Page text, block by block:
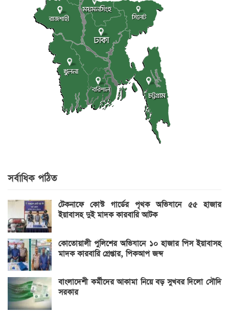
সর্বাধিক পঠিত
টেকনাফে কোস্ট গার্ডের পৃথক অভিযানে ৫৫ হাজার
ইয়াবাসহ দুই মাদক কারবারি আটক
কোতোয়ালী পুলিশের অভিযানে ১০ হাজার পিস ইয়াবাসহ
মাদক কারবারি গ্রেপ্তার, পিকআপ জব্দ
বাংলাদেশী কর্মীদের আকামা নিয়ে বড় সুখবর দিলো সৌদি
সরকার